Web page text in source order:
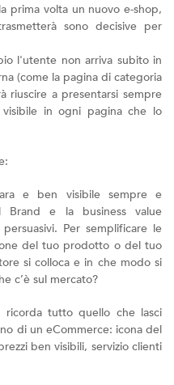
prima volta un nuovo e-shop,
sono decisive per
l'utente non arriva subito in
(come la pagina di categoria
riuscire a presentarsi sempre
in ogni pagina che lo
e ben visibile sempre e
Brand e la business value
Per semplificare le
del tuo prodotto o del tuo
si colloca e in che modo si
c’è sul mercato?
tutto quello che lasci
di un eCommerce: icona del
ben visibili, servizio clienti